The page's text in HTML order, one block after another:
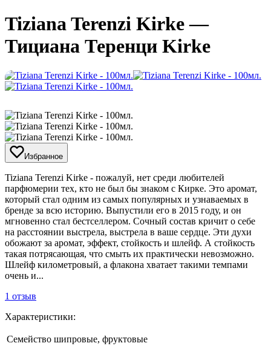
Tiziana Terenzi Kirke —
Тициана Теренци Kirke
Избранное
​Tiziana Terenzi Kirke - пожалуй, нет среди любителей
парфюмерии тех, кто не был бы знаком с Кирке. Это аромат,
который стал одним из самых популярных и узнаваемых в
бренде за всю историю. Выпустили его в 2015 году, и он
мгновенно стал бестселлером. Сочный состав кричит о себе
на расстоянии выстрела, выстрела в ваше сердце. Эти духи
обожают за аромат, эффект, стойкость и шлейф. А стойкость
такая потрясающая, что смыть их практически невозможно.
Шлейф километровый, а флакона хватает такими темпами
очень и...
1 отзыв
Характеристики:
Семейство шипровые, фруктовые